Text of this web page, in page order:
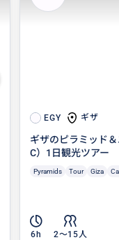
EGY ギザ
ギザのピラミッド
C）1日観光ツアー
Pyramids Tour Giza
6h 2〜15人